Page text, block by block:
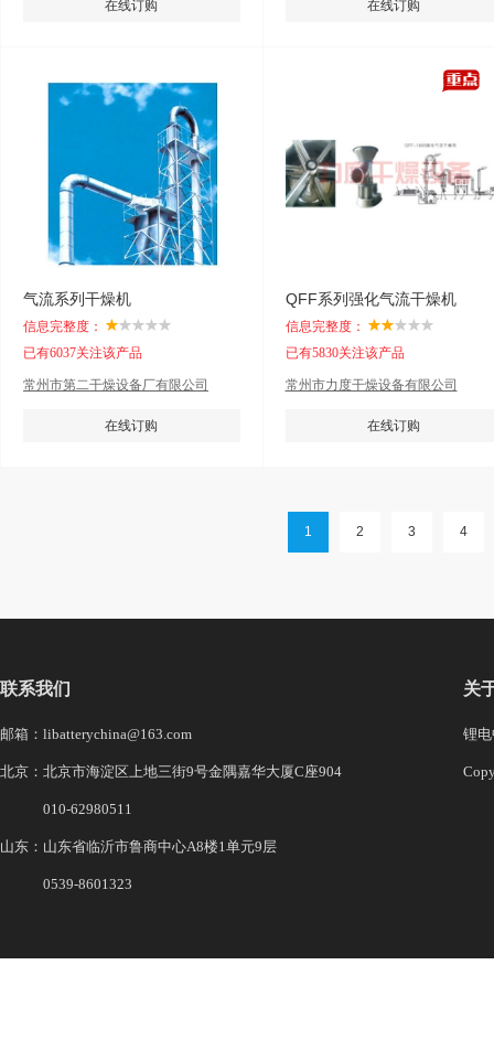
在线订购 在线订购
气流系列干燥机
信息完整度：
已有6037关注该产品
常州市第二干燥设备厂有限公司
在线订购
QFF系列强化气流干燥机
信息完整度：
已有5830关注该产品
常州市力度干燥设备有限公司
在线订购
1 2 3 4
联系我们
邮箱：libatterychina@163.com
北京：北京市海淀区上地三街9号金隅嘉华大厦C座904
010-62980511
山东：山东省临沂市鲁商中心A8楼1单元9层
0539-8601323
关
锂